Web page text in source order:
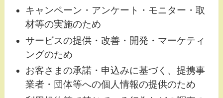
キャンペーン・アンケート・モニター・取
材等の実施のため
サービスの提供・改善・開発・マーケティ
ングのため
お客さまの承諾・申込みに基づく、提携事
業者・団体等への個人情報の提供のため